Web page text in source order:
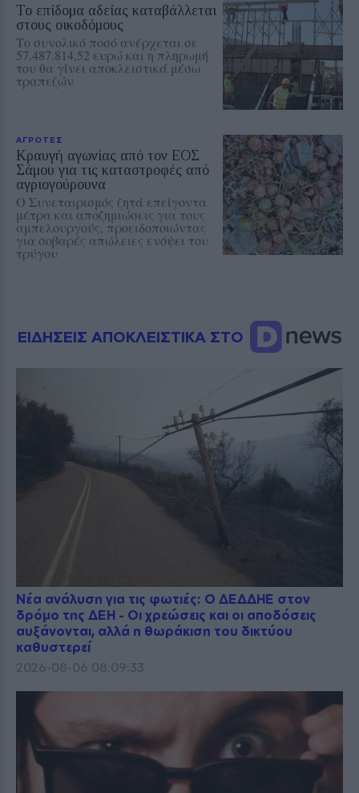
Το επίδομα αδείας καταβάλλεται
στους οικοδόμους
Το συνολικό ποσό ανέρχεται σε
57.487.814,52 ευρώ και η πληρωμή
του θα γίνει αποκλειστικά μέσω
τραπεζών
ΑΓΡΟΤΕΣ
Κραυγή αγωνίας από τον ΕΟΣ
Σάμου για τις καταστροφές από
αγριογούρουνα
Ο Συνεταιρισμός ζητά επείγοντα
μέτρα και αποζημιώσεις για τους
αμπελουργούς, προειδοποιώντας
για σοβαρές απώλειες ενόψει του
τρύγου
ΕΙΔΗΣΕΙΣ ΑΠΟΚΛΕΙΣΤΙΚΑ ΣΤΟ
Νέα ανάλυση για τις φωτιές: Ο ΔΕΔΔΗΕ στον
δρόμο της ΔΕΗ - Οι χρεώσεις και οι αποδόσεις
αυξάνονται, αλλά η θωράκιση του δικτύου
καθυστερεί
2026-08-06 08:09:33